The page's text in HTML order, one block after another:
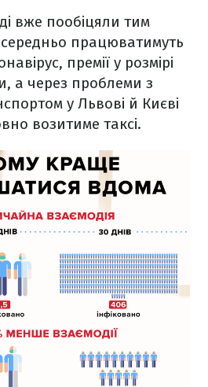
вже пообіцяли тим
працюватимуть
премії у розмірі
а через проблеми з
у Львові й Києві
возитиме таксі.